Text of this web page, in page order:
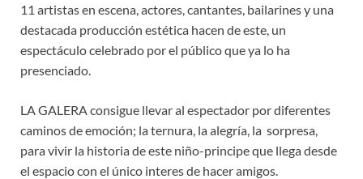
11 artistas en escena, actores, cantantes, bailarines y una
destacada producción estética hacen de este, un
espectáculo celebrado por el público que ya lo ha
presenciado.
LA GALERA consigue llevar al espectador por diferentes
caminos de emoción; la ternura, la alegría, la sorpresa,
para vivir la historia de este niño-principe que llega desde
el espacio con el único interes de hacer amigos.